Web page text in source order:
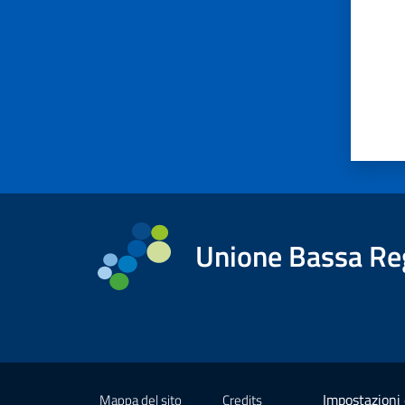
Unione Bassa
Mappa del sito Credits Impostazioni